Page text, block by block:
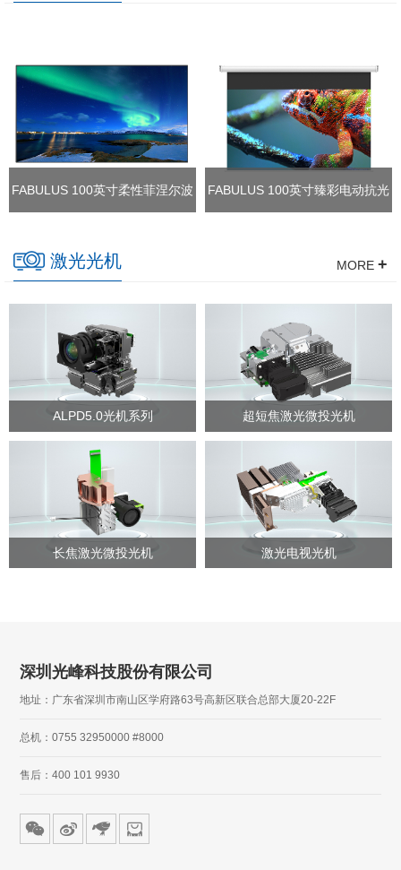
FABULUS 100英寸柔性菲涅尔波
FABULUS 100英寸臻彩电动抗光
激光光机 MORE +
ALPD5.0光机系列 超短焦激光微投光机
长焦激光微投光机 激光电视光机
深圳光峰科技股份有限公司
地址：广东省深圳市南山区学府路63号高新区联合总部大厦20-22F
总机：0755 32950000 #8000
售后：400 101 9930